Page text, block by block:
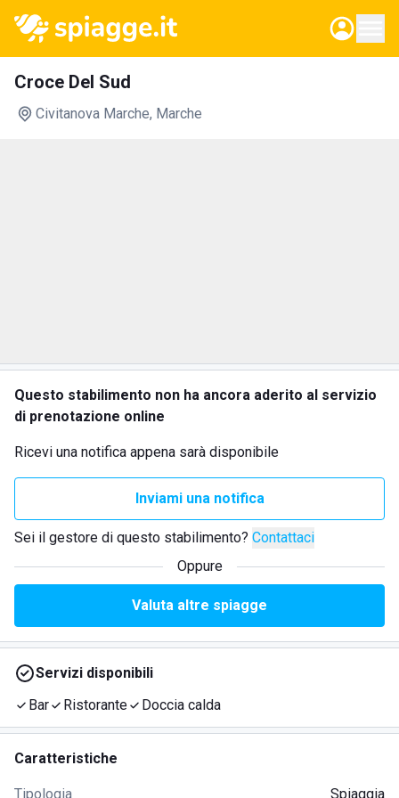
Croce Del Sud
Civitanova Marche, Marche
Questo stabilimento non ha ancora aderito al servizio
di prenotazione online
Ricevi una notifica appena sarà disponibile
Inviami una notifica
Sei il gestore di questo stabilimento? Contattaci
Oppure
Valuta altre spiagge
Servizi disponibili
Bar
Ristorante Doccia calda
Caratteristiche
Tipologia Spiaggia